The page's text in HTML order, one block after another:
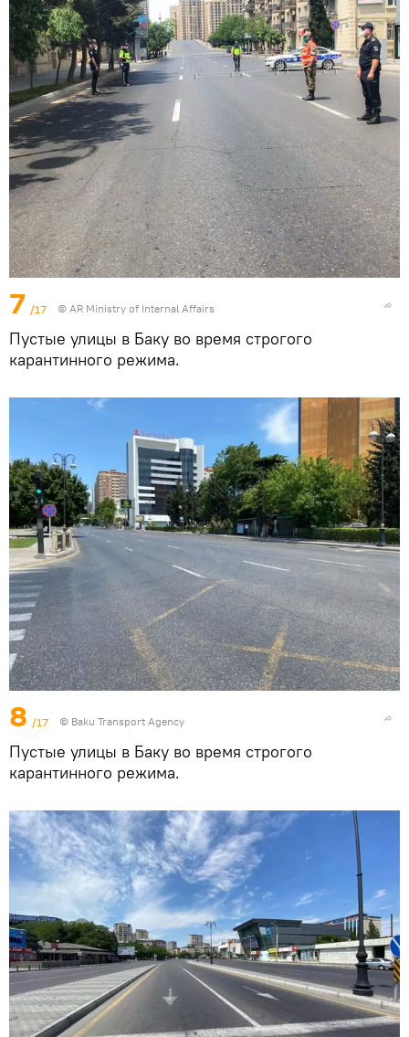
7 /17 © AR Ministry of Internal Affairs
Пустые улицы в Баку во время строгого
карантинного режима.
8 /17 © Baku Transport Agency
Пустые улицы в Баку во время строгого
карантинного режима.